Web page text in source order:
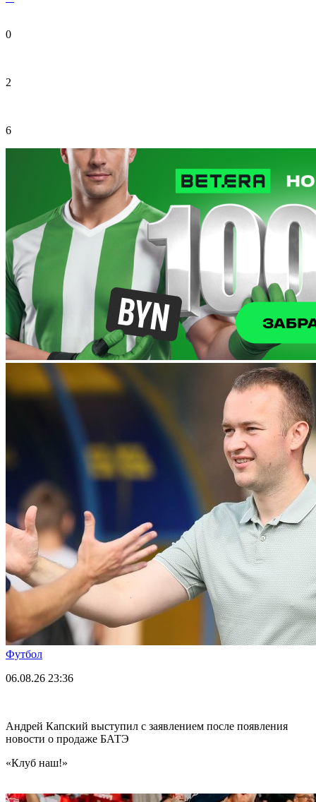
0
2
6
Футбол
06.08.26 23:36
Андрей Капский выступил с заявлением после появления
новости о продаже БАТЭ
«Клуб наш!»